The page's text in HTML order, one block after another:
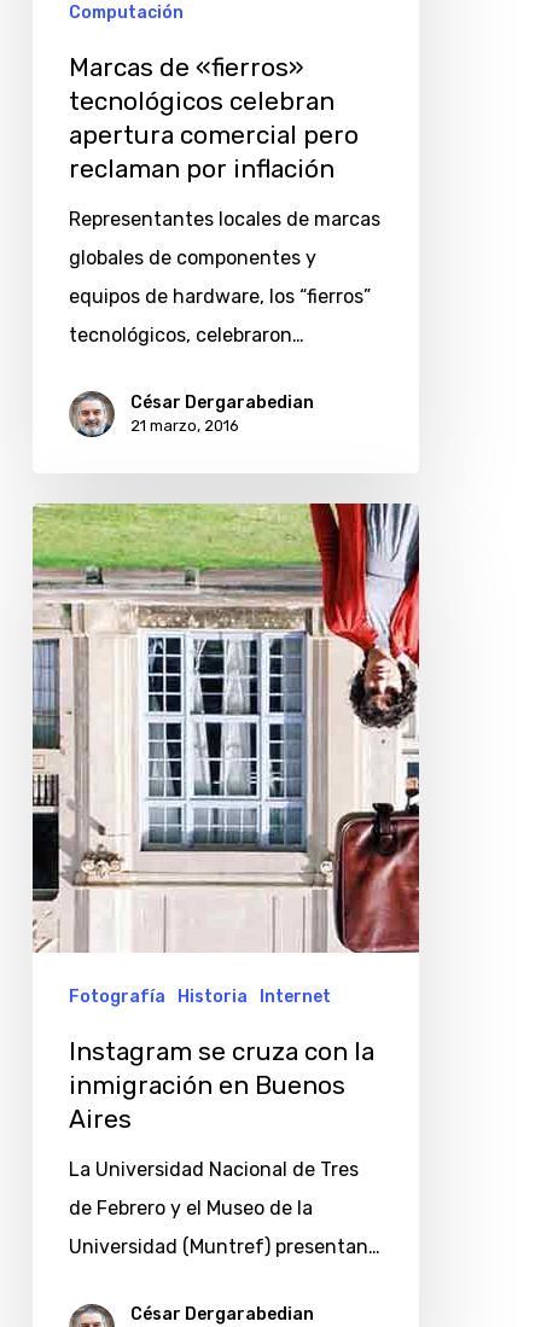
Computación
Marcas de «fierros»
tecnológicos celebran
apertura comercial pero
reclaman por inflación
Representantes locales de marcas
globales de componentes y
equipos de hardware, los “fierros”
tecnológicos, celebraron…
César Dergarabedian
21 marzo, 2016
Instagram
se
cruza
con
la
inmigración
en
Buenos
Aires
Fotografía Historia Internet
Instagram se cruza con la
inmigración en Buenos
Aires
La Universidad Nacional de Tres
de Febrero y el Museo de la
Universidad (Muntref) presentan…
César Dergarabedian